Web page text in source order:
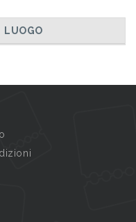
LUOGO